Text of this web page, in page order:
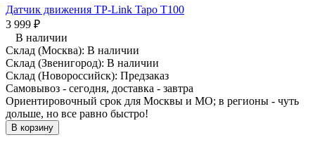
Датчик движения TP-Link Tapo T100
3 999 ₽
В наличии
Склад (Москва): В наличии
Склад (Звенигород): В наличии
Склад (Новороссийск): Предзаказ
Самовывоз - сегодня, доставка - завтра
Ориентировочный срок для Москвы и МО; в регионы - чуть
дольше, но все равно быстро!
В корзину